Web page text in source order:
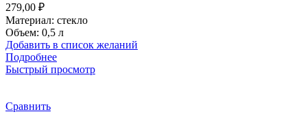
279,00 ₽
Материал: стекло
Объем: 0,5 л
Добавить в список желаний
Подробнее
Быстрый просмотр
Сравнить